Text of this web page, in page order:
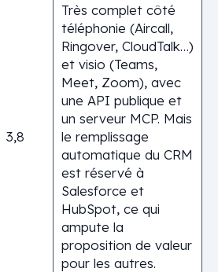
3,8
Très complet côté
téléphonie (Aircall,
Ringover, CloudTalk…)
et visio (Teams,
Meet, Zoom), avec
une API publique et
un serveur MCP. Mais
le remplissage
automatique du CRM
est réservé à
Salesforce et
HubSpot, ce qui
ampute la
proposition de valeur
pour les autres.